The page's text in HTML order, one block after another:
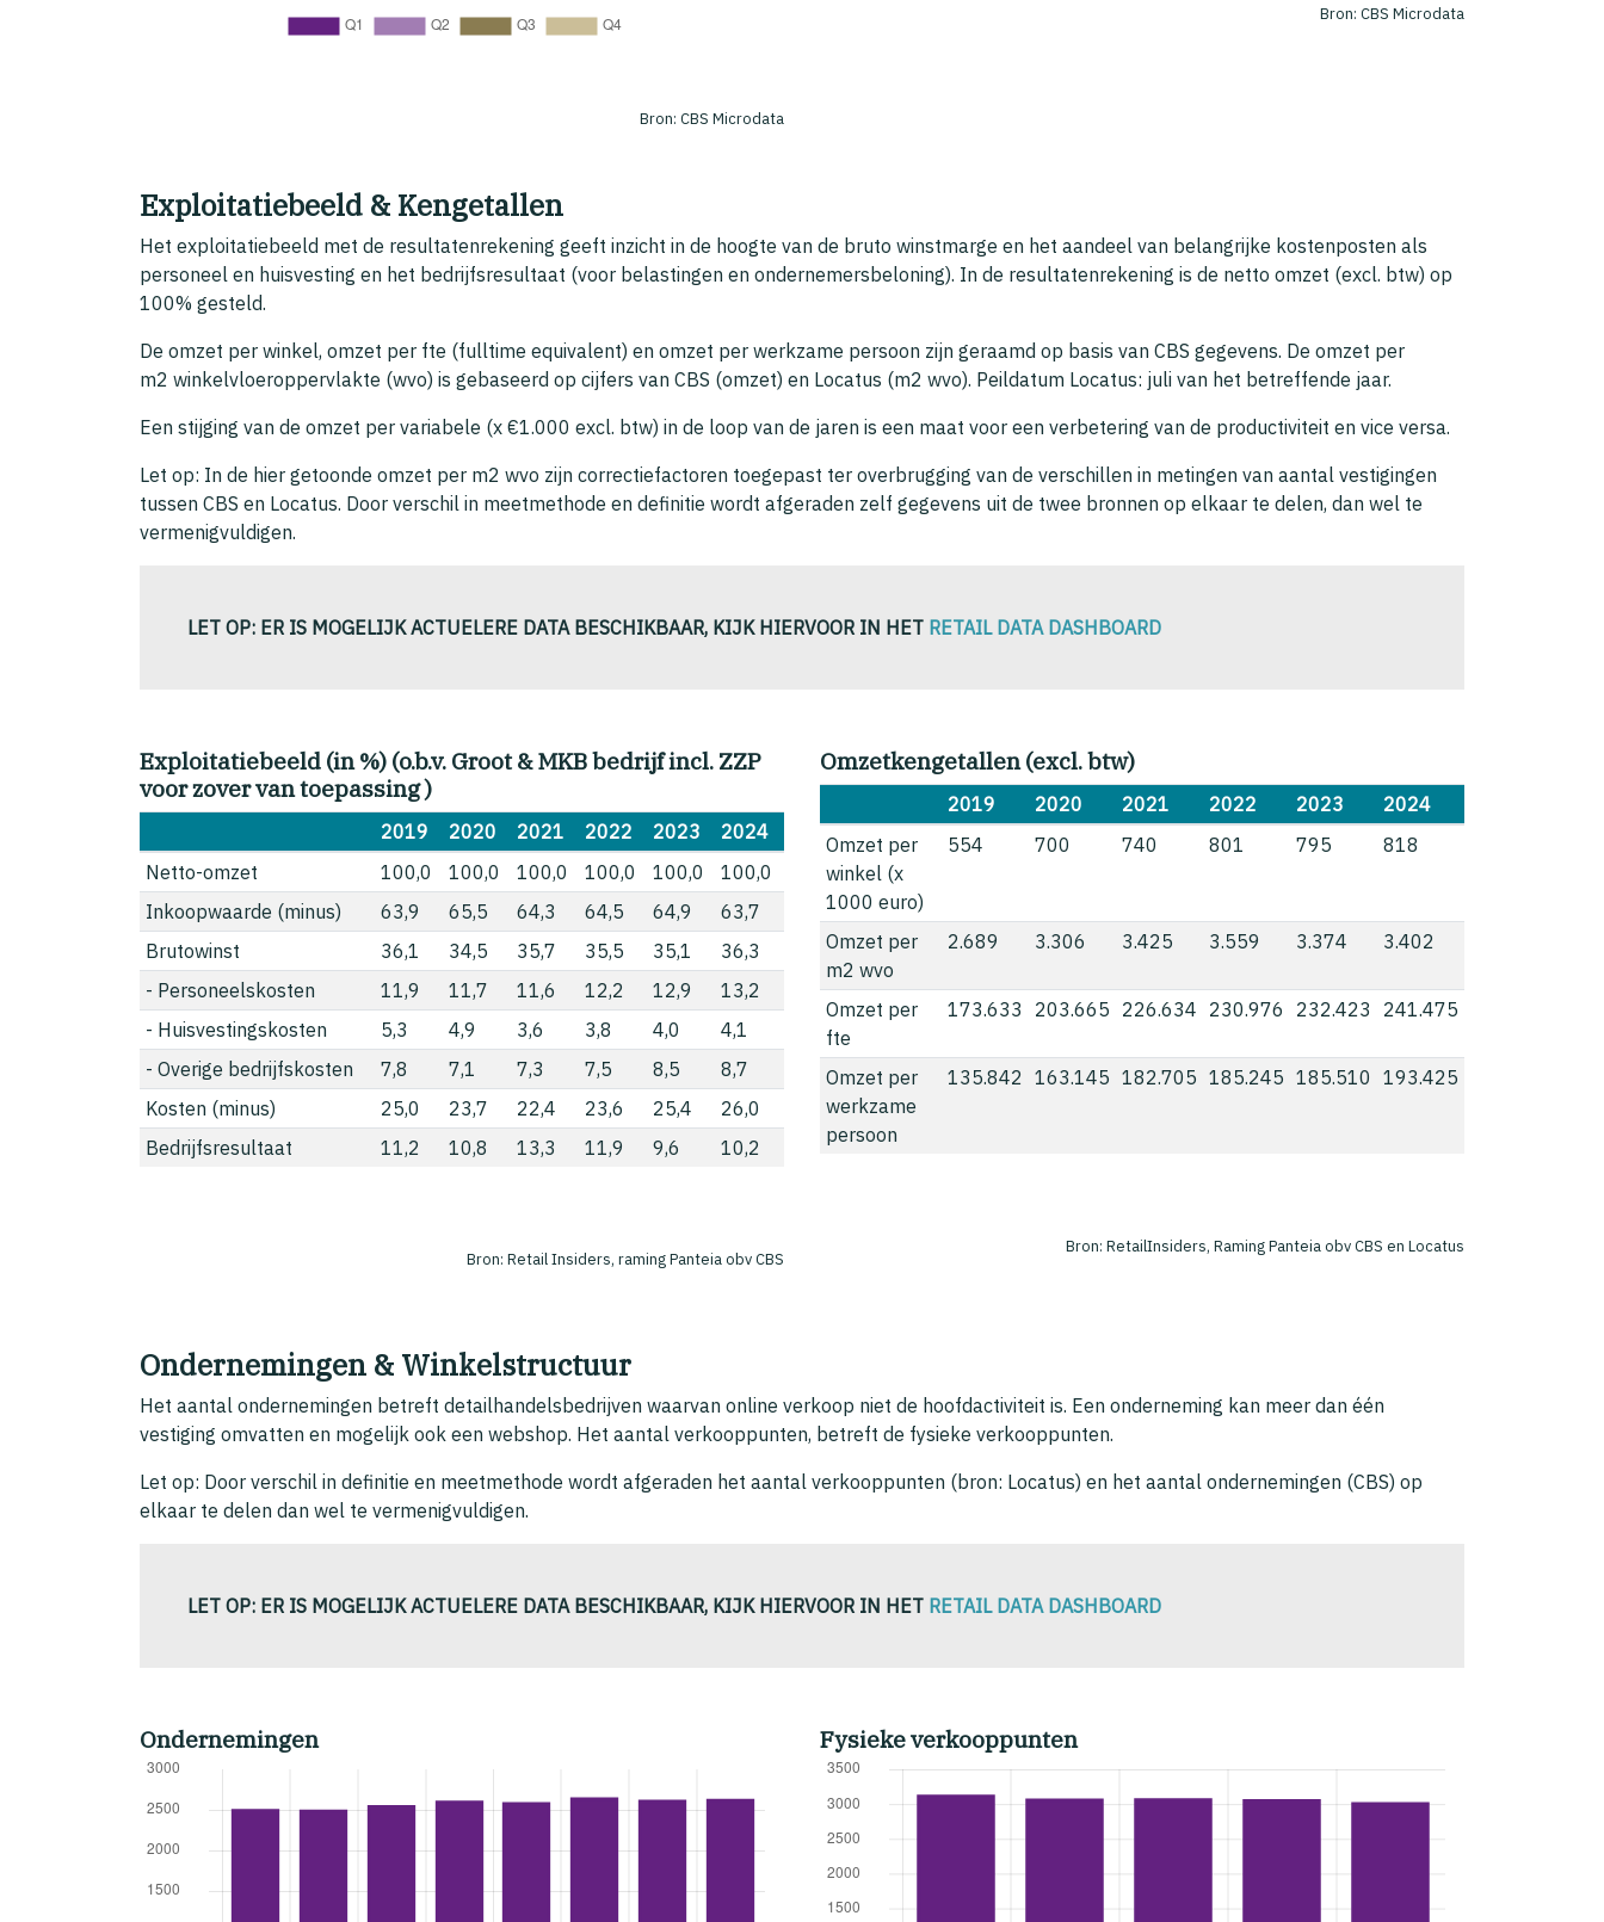
Bron: CBS Microdata
Bron: CBS Microdata
Exploitatiebeeld & Kengetallen
Het exploitatiebeeld met de resultatenrekening geeft inzicht in de hoogte van de bruto winstmarge en het aandeel van belangrijke kostenposten als
personeel en huisvesting en het bedrijfsresultaat (voor belastingen en ondernemersbeloning). In de resultatenrekening is de netto omzet (excl. btw) op
100% gesteld.
De omzet per winkel, omzet per fte (fulltime equivalent) en omzet per werkzame persoon zijn geraamd op basis van CBS gegevens. De omzet per
m2 winkelvloeroppervlakte (wvo) is gebaseerd op cijfers van CBS (omzet) en Locatus (m2 wvo). Peildatum Locatus: juli van het betreffende jaar.
Een stijging van de omzet per variabele (x €1.000 excl. btw) in de loop van de jaren is een maat voor een verbetering van de productiviteit en vice versa.
Let op: In de hier getoonde omzet per m2 wvo zijn correctiefactoren toegepast ter overbrugging van de verschillen in metingen van aantal vestigingen
tussen CBS en Locatus. Door verschil in meetmethode en definitie wordt afgeraden zelf gegevens uit de twee bronnen op elkaar te delen, dan wel te
vermenigvuldigen.
LET OP: ER IS MOGELIJK ACTUELERE DATA BESCHIKBAAR, KIJK HIERVOOR IN HET RETAIL DATA DASHBOARD
Exploitatiebeeld (in %) (o.b.v. Groot & MKB bedrijf incl. ZZP
voor zover van toepassing )
2019 2020 2021 2022 2023
2024
Netto-omzet
100,0 100,0 100,0 100,0 100,0
100,0
Inkoopwaarde (minus)
63,9 65,5 64,3 64,5 64,9
63,7
Brutowinst
36,1 34,5 35,7 35,5 35,1
36,3
- Personeelskosten
11,9 11,7 11,6 12,2 12,9
13,2
- Huisvestingskosten
5,3 4,9 3,6 3,8 4,0
4,1
- Overige bedrijfskosten
7,8 7,1 7,3 7,5 8,5
8,7
Kosten (minus)
25,0 23,7 22,4 23,6 25,4
26,0
Bedrijfsresultaat
11,2 10,8 13,3 11,9 9,6 10,2
Bron: Retail Insiders, raming Panteia obv CBS
Omzetkengetallen (excl. btw)
2019 2020 2021 2022 2023
2024
Omzet per
winkel (x
1000 euro)
554 700 740 801 795 818
Omzet per
m2 wvo
2.689 3.306 3.425 3.559 3.374 3.402
Omzet per
fte
173.633 203.665 226.634 230.976 232.423 241.475
Omzet per
werkzame
persoon
135.842 163.145 182.705 185.245 185.510 193.425
Bron: RetailInsiders, Raming Panteia obv CBS en Locatus
Ondernemingen & Winkelstructuur
Het aantal ondernemingen betreft detailhandelsbedrijven waarvan online verkoop niet de hoofdactiviteit is. Een onderneming kan meer dan één
vestiging omvatten en mogelijk ook een webshop. Het aantal verkooppunten, betreft de fysieke verkooppunten.
Let op: Door verschil in definitie en meetmethode wordt afgeraden het aantal verkooppunten (bron: Locatus) en het aantal ondernemingen (CBS) op
elkaar te delen dan wel te vermenigvuldigen.
LET OP: ER IS MOGELIJK ACTUELERE DATA BESCHIKBAAR, KIJK HIERVOOR IN HET RETAIL DATA DASHBOARD
Ondernemingen Fysieke verkooppunten